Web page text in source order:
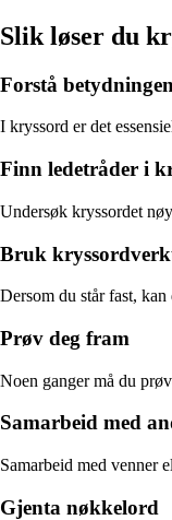
Slik løser du
Forstå
I kryssord er det
Finn ledetråder i
Undersøk kryssordet
Bruk
Dersom du står fast,
Prøv deg fram
Noen ganger må du
Samarbeid med
Samarbeid med venner
Gjenta nøkkelord